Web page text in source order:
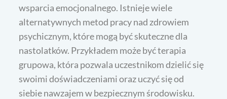
wsparcia emocjonalnego. Istnieje wiele
alternatywnych metod pracy nad zdrowiem
psychicznym, które mogą być skuteczne dla
nastolatków. Przykładem może być terapia
grupowa, która pozwala uczestnikom dzielić się
swoimi doświadczeniami oraz uczyć się od
siebie nawzajem w bezpiecznym środowisku.